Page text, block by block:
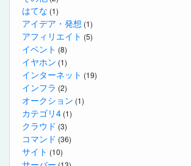
はてな (1)
アイデア・発想 (1)
アフィリエイト (5)
イベント (8)
イヤホン (1)
インターネット (19)
インフラ (2)
オークション (1)
カテゴリ4 (1)
クラウド (3)
コマンド (36)
サイト (10)